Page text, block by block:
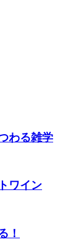
わる雑学
ワイン
！